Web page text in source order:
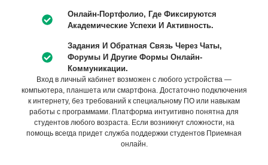
Онлайн-Портфолио, Где Фиксируются
Академические Успехи И Активность.
Задания И Обратная Связь Через Чаты,
Форумы И Другие Формы Онлайн-
Коммуникации.
Вход в личный кабинет возможен с любого устройства —
компьютера, планшета или смартфона. Достаточно подключения
к интернету, без требований к специальному ПО или навыкам
работы с программами. Платформа интуитивно понятна для
студентов любого возраста. Если возникнут сложности, на
помощь всегда придет служба поддержки студентов Приемная
онлайн.